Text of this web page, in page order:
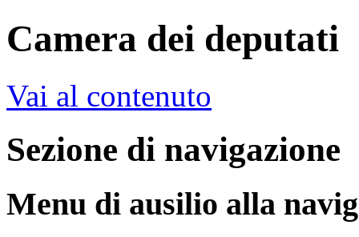
Camera dei deputati
Vai al contenuto
Sezione di navigazione
Menu di ausilio alla